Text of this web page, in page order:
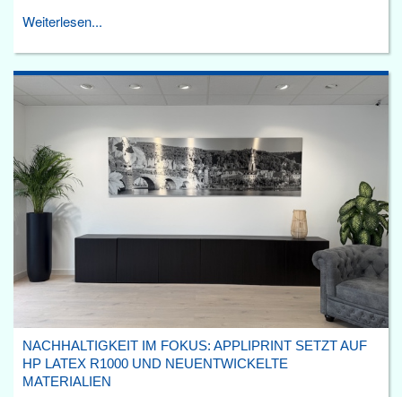
Weiterlesen...
NACHHALTIGKEIT IM FOKUS: APPLIPRINT SETZT AUF
HP LATEX R1000 UND NEUENTWICKELTE
MATERIALIEN